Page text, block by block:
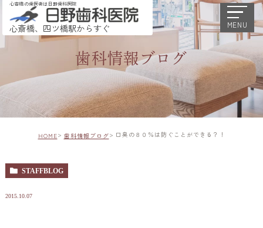
心斎橋の歯医者は日野歯科医院
心斎橋、四ツ橋駅からすぐ MENU
歯科情報ブログ
HOME 歯科情報ブログ 口臭の８０％は防ぐことができる？！
STAFFBLOG
2015.10.07